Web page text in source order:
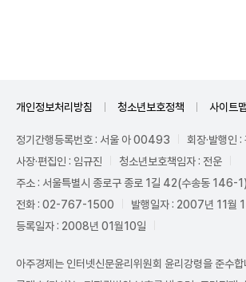
개인정보처리방침 청소년보호정책 사이트맵
정기간행등록번호 : 서울 아 00493
회장·발행인 :
사장·편집인 : 임규진
청소년보호책임자 : 전운
주소 : 서울특별시 종로구 종로 1길 42(수송동 146-
전화 : 02-767-1500
발행일자 : 2007년 11월
등록일자 : 2008년 01월10일
아주경제는 인터넷신문윤리위원회 윤리강령을 준수